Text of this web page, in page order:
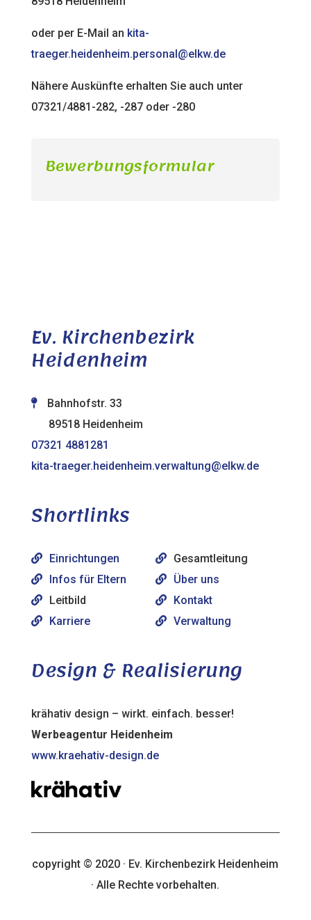
oder per E-Mail an kita-
traeger.heidenheim.personal@elkw.de
Nähere Auskünfte erhalten Sie auch unter
07321/4881-282, -287 oder -280
Bewerbungsformular
Ev. Kirchenbezirk
Heidenheim
Bahnhofstr. 33
89518 Heidenheim
07321 4881281
kita-traeger.heidenheim.verwaltung@elkw.de
Shortlinks
Einrichtungen
Infos für Eltern
Leitbild
Karriere
Gesamtleitung
Über uns
Kontakt
Verwaltung
Design & Realisierung
krähativ design – wirkt. einfach. besser!
Werbeagentur Heidenheim
www.kraehativ-design.de
copyright © 2020 · Ev. Kirchenbezirk Heidenheim
· Alle Rechte vorbehalten.